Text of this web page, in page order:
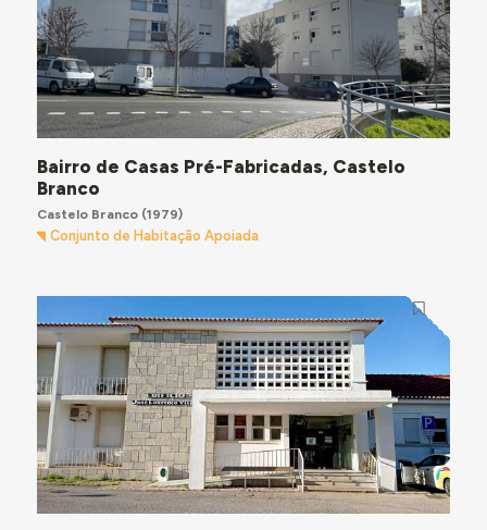
Bairro de Casas Pré-Fabricadas, Castelo
Branco
Castelo Branco(1979)
Conjunto de Habitação Apoiada